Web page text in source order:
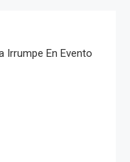
Irrumpe En Evento